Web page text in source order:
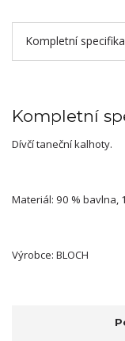
Kompletní
Kompletní
Dívčí taneční kalhoty.
Materiál: 90 % bavlna,
Výrobce: BLOCH